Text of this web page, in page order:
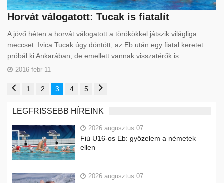
Horvát válogatott: Tucak is fiatalít
A jövő héten a horvát válogatott a törökökkel játszik világliga
meccset. Ivica Tucak úgy döntött, az Eb után egy fiatal keretet
próbál ki Ankarában, de emellett vannak visszatérők is.
2016 febr 11
1 2 3 4 5
LEGFRISSEBB HÍREINK
2026 augusztus 07.
Fiú U16-os Eb: győzelem a németek
ellen
2026 augusztus 07.